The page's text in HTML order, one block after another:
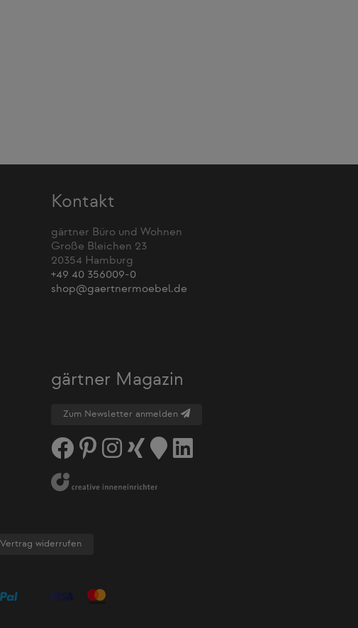
Kontakt
gärtner Büro und Wohnen
Große Bleichen 23
20354 Hamburg
+49 40 356009-0
shop@gaertnermoebel.de
gärtner Magazin
Zum Newsletter anmelden
Vertrag widerrufen